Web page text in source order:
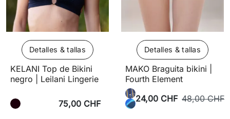
Detalles & tallas
KELANI Top de Bikini
negro | Leilani Lingerie
75,00 CHF
Detalles & tallas
MAKO Braguita bikini |
Fourth Element
24,00 CHF 48,00 CHF